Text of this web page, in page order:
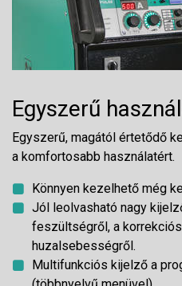
Egyszerű
Egyszerű, magától értetődő
a komfortosabb használatért.
Könnyen kezelhető még
Jól leolvasható nagy
feszültségről, a
huzalsebességről.
Multifunkciós kijelző a